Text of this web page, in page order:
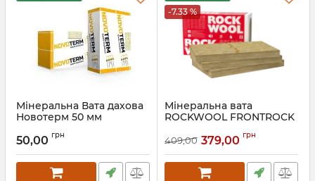
Мінеральна Вата дахова
Новотерм 50 мм
50,00 грн
-7.33 %
Мінеральна вата
ROCKWOOL FRONTROCK
утеплення фасаду
409,00 379,00 грн